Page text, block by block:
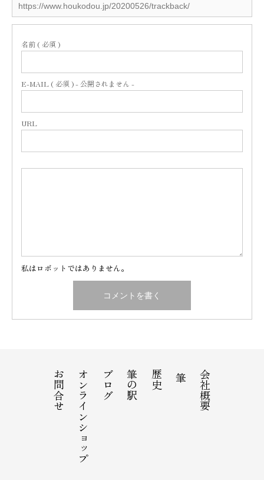
名前 ( 必須 )
E-MAIL ( 必須 ) - 公開されません -
URL
私はロボットではありません。
会社概要
筆
歴史
筆の駅
ブログ
オンラインショップ
お問合せ